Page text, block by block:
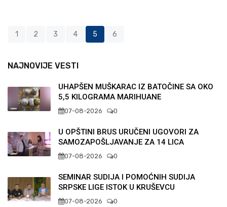
1 2 3 4 5 6
NAJNOVIJE VESTI
UHAPŠEN MUŠKARAC IZ BATOČINE SA OKO
5,5 KILOGRAMA MARIHUANE
07-08-2026 0
U OPŠTINI BRUS URUČENI UGOVORI ZA
SAMOZAPOŠLJAVANJE ZA 14 LICA
07-08-2026 0
SEMINAR SUDIJA I POMOĆNIH SUDIJA
SRPSKE LIGE ISTOK U KRUŠEVCU
07-08-2026 0